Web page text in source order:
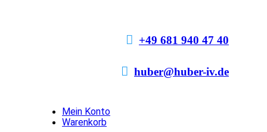
 +49 681 940 47 40
 huber@huber-iv.de
Mein Konto
Warenkorb